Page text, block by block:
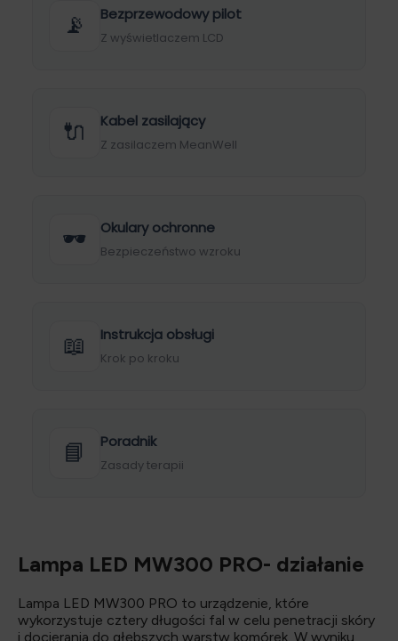
📡 Bezprzewodowy pilot
Z wyświetlaczem LCD
🔌 Kabel zasilający
Z zasilaczem MeanWell
🕶 Okulary ochronne
Bezpieczeństwo wzroku
📖 Instrukcja obsługi
Krok po kroku
📘 Poradnik
Zasady terapii
Lampa LED MW300 PRO- działanie
Lampa LED MW300 PRO to urządzenie, które
wykorzystuje cztery długości fal w celu penetracji skóry
i docierania do głębszych warstw komórek. W wyniku